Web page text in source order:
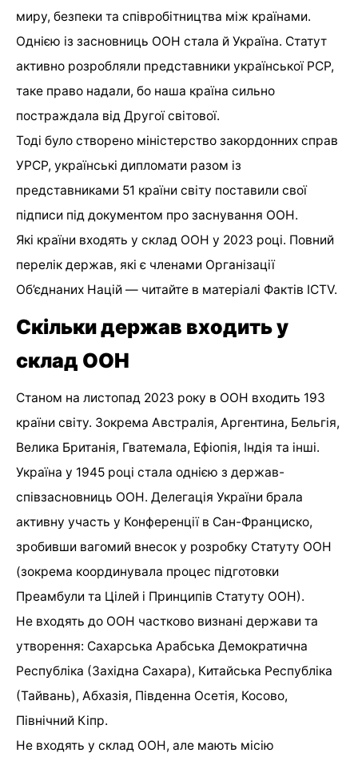
миру, безпеки та співробітництва між країнами.
Однією із засновниць ООН стала й Україна. Статут
активно розробляли представники української РСР,
таке право надали, бо наша країна сильно
постраждала від Другої світової.
Тоді було створено міністерство закордонних справ
УРСР, українські дипломати разом із
представниками 51 країни світу поставили свої
підписи під документом про заснування ООН.
Які країни входять у склад ООН у 2023 році. Повний
перелік держав, які є членами Організації
Об’єднаних Націй — читайте в матеріалі Фактів ICTV.
Скільки держав входить у
склад ООН
Станом на листопад 2023 року в ООН входить 193
країни світу. Зокрема Австралія, Аргентина, Бельгія,
Велика Британія, Гватемала, Ефіопія, Індія та інші.
Україна у 1945 році стала однією з держав-
співзасновниць ООН. Делегація України брала
активну участь у Конференції в Сан-Франциско,
зробивши вагомий внесок у розробку Статуту ООН
(зокрема координувала процес підготовки
Преамбули та Цілей і Принципів Статуту ООН).
Не входять до ООН частково визнані держави та
утворення: Сахарська Арабська Демократична
Республіка (Західна Сахара), Китайська Республіка
(Тайвань), Абхазія, Південна Осетія, Косово,
Північний Кіпр.
Не входять у склад ООН, але мають місію